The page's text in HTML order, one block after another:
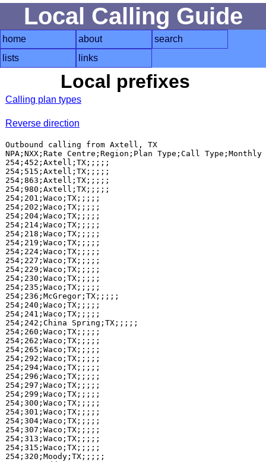
Local Calling Guide
home about
search
lists
links
Local prefixes
Calling plan types
Reverse direction
Outbound calling from Axtell, TX
NPA;NXX;Rate Centre;Region;Plan Type;Call
254;452;Axtell;TX;;;;;
254;515;Axtell;TX;;;;;
254;863;Axtell;TX;;;;;
254;980;Axtell;TX;;;;;
254;201;Waco;TX;;;;;
254;202;Waco;TX;;;;;
254;204;Waco;TX;;;;;
254;214;Waco;TX;;;;;
254;218;Waco;TX;;;;;
254;219;Waco;TX;;;;;
254;224;Waco;TX;;;;;
254;227;Waco;TX;;;;;
254;229;Waco;TX;;;;;
254;230;Waco;TX;;;;;
254;235;Waco;TX;;;;;
254;236;McGregor;TX;;;;;
254;240;Waco;TX;;;;;
254;241;Waco;TX;;;;;
254;242;China Spring;TX;;;;;
254;260;Waco;TX;;;;;
254;262;Waco;TX;;;;;
254;265;Waco;TX;;;;;
254;292;Waco;TX;;;;;
254;294;Waco;TX;;;;;
254;296;Waco;TX;;;;;
254;297;Waco;TX;;;;;
254;299;Waco;TX;;;;;
254;300;Waco;TX;;;;;
254;301;Waco;TX;;;;;
254;304;Waco;TX;;;;;
254;307;Waco;TX;;;;;
254;313;Waco;TX;;;;;
254;315;Waco;TX;;;;;
254;320;Moody;TX;;;;;